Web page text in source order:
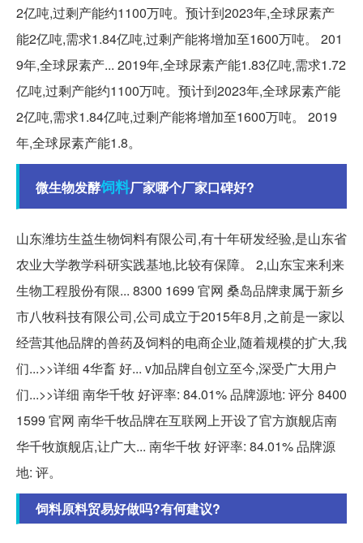
2亿吨,过剩产能约1100万吨。预计到2023年,全球尿素产
能2亿吨,需求1.84亿吨,过剩产能将增加至1600万吨。 201
9年,全球尿素产... 2019年,全球尿素产能1.83亿吨,需求1.72
亿吨,过剩产能约1100万吨。预计到2023年,全球尿素产能
2亿吨,需求1.84亿吨,过剩产能将增加至1600万吨。 2019
年,全球尿素产能1.8。
微生物发酵饲料厂家哪个厂家口碑好?
山东潍坊生益生物饲料有限公司,有十年研发经验,是山东省
农业大学教学科研实践基地,比较有保障。 2,山东宝来利来
生物工程股份有限... 8300 1699 官网 桑岛品牌隶属于新乡
市八牧科技有限公司,公司成立于2015年8月,之前是一家以
经营其他品牌的兽药及饲料的电商企业,随着规模的扩大,我
们...>>详细 4华畜 好... v加品牌自创立至今,深受广大用户
们...>>详细 南华千牧 好评率: 84.01% 品牌源地: 评分 8400
1599 官网 南华千牧品牌在互联网上开设了官方旗舰店南
华千牧旗舰店,让广大... 南华千牧 好评率: 84.01% 品牌源
地: 评。
饲料原料贸易好做吗?有何建议?